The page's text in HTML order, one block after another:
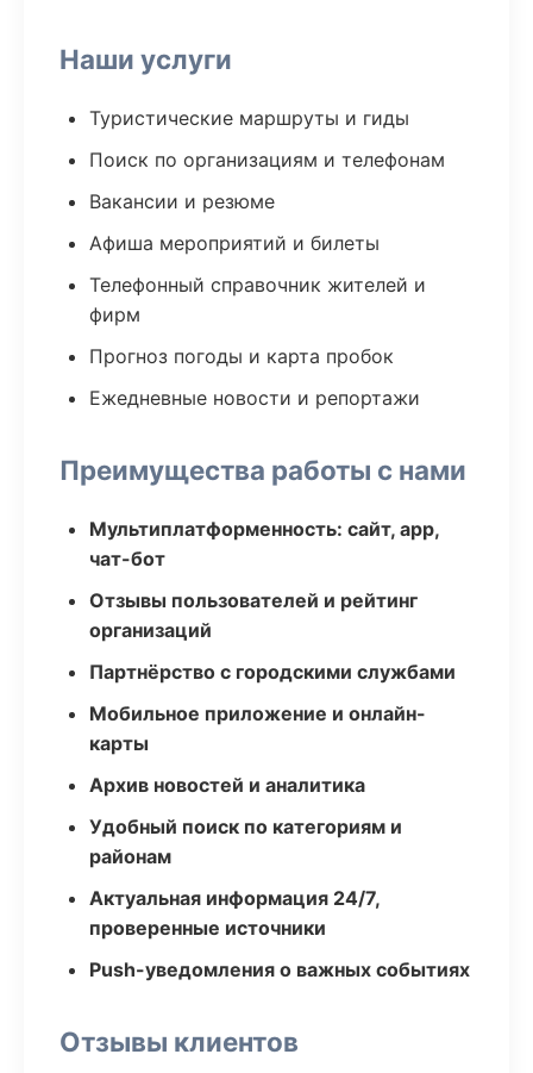
Наши услуги
Туристические маршруты и гиды
Поиск по организациям и телефонам
Вакансии и резюме
Афиша мероприятий и билеты
Телефонный справочник жителей и
фирм
Прогноз погоды и карта пробок
Ежедневные новости и репортажи
Преимущества работы с нами
Мультиплатформенность: сайт, app,
чат-бот
Отзывы пользователей и рейтинг
организаций
Партнёрство с городскими службами
Мобильное приложение и онлайн-
карты
Архив новостей и аналитика
Удобный поиск по категориям и
районам
Актуальная информация 24/7,
проверенные источники
Push-уведомления о важных событиях
Отзывы клиентов